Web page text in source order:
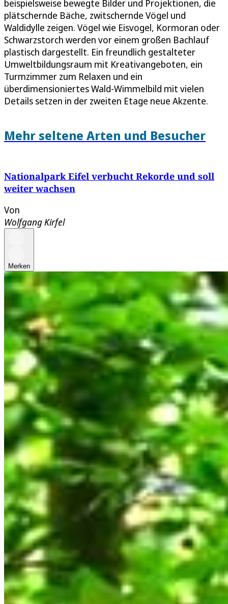
beispielsweise bewegte Bilder und Projektionen, die
plätschernde Bäche, zwitschernde Vögel und
Waldidylle zeigen. Vögel wie Eisvogel, Kormoran oder
Schwarzstorch werden vor einem großen Bachlauf
plastisch dargestellt. Ein freundlich gestalteter
Umweltbildungsraum mit Kreativangeboten, ein
Turmzimmer zum Relaxen und ein
überdimensioniertes Wald-Wimmelbild mit vielen
Details setzen in der zweiten Etage neue Akzente.
Mehr seltene Arten und Besucher
Nationalpark Eifel verbucht Rekorde und soll
weiter wachsen
Von
Wolfgang Kirfel
Merken